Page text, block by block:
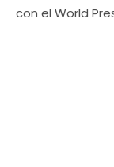
con el World